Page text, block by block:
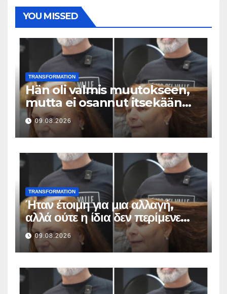
YOU MISSED
TRANSFORMATION
Hän oli valmis muutokseen,
mutta ei osannut itsekään
odottaa tällaista lopputulosta
09.08.2026
TRANSFORMATION
Ήταν έτοιμη για μια αλλαγή,
αλλά ούτε η ίδια δεν περίμενε
αυτό το αποτέλεσμα
09.08.2026